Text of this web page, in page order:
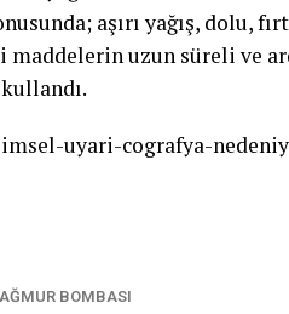
aşırı yağış, dolu,
uzun süreli ve
uyari-cografya-
BOMBASI